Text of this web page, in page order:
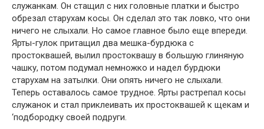
служанкам. Он стащил с них головные платки и быстро
обрезал старухам косы. Он сделал это так ловко, что они
ничего не слыхали. Но самое главное было еще впереди.
Ярты-гулок притащил два мешка-бурдюка с
простоквашей, вылил простоквашу в большую глиняную
чашку, потом подумал немножко и надел бурдюки
старухам на затылки. Они опять ничего не слыхали.
Теперь оставалось самое трудное. Ярты растрепал косы
служанок и стал приклеивать их простоквашей к щекам и
‘подбородку своей подруги.